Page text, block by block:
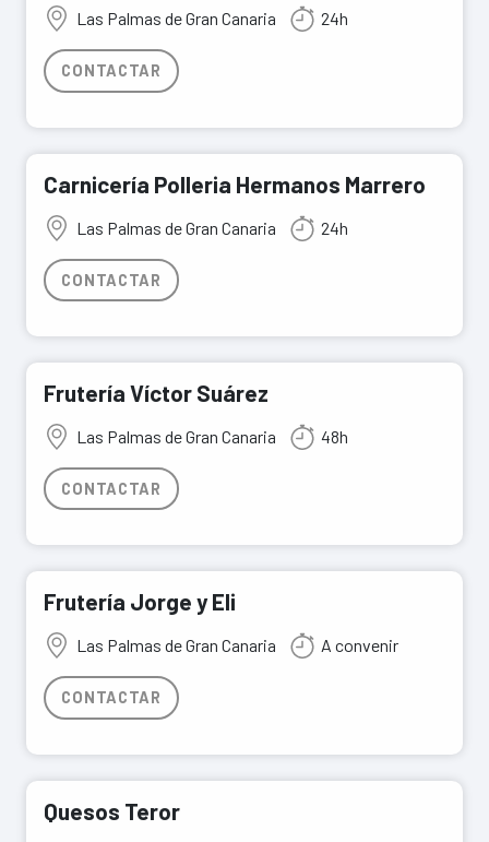
Las Palmas de Gran Canaria 24h
CONTACTAR
Carnicería Polleria Hermanos Marrero
Las Palmas de Gran Canaria 24h
CONTACTAR
Frutería Víctor Suárez
Las Palmas de Gran Canaria 48h
CONTACTAR
Frutería Jorge y Eli
Las Palmas de Gran Canaria A convenir
CONTACTAR
Quesos Teror